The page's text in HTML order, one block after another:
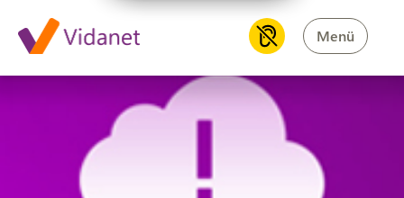
Menü
Szolgáltatáskiesés